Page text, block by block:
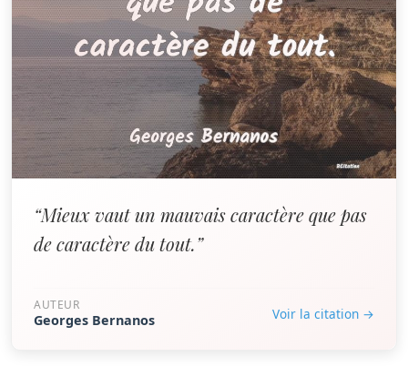
“Mieux vaut un mauvais caractère que pas
de caractère du tout.”
AUTEUR
Georges Bernanos Voir la citation →